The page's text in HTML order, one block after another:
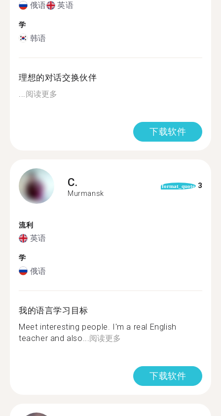
俄语 英语
学
韩语
理想的对话交换伙伴
阅读更多
下载软件
C.
Murmansk
format_quote 3
流利
英语
学
俄语
我的语言学习目标
Meet interesting people. I'm a real English
teacher and also... 阅读更多
下载软件